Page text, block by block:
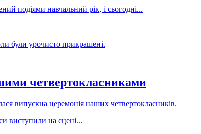
подіями навчальний рік, і сьогодні...
четвертокласниками
випускна церемонія наших четвертокласників.
виступили на сцені...